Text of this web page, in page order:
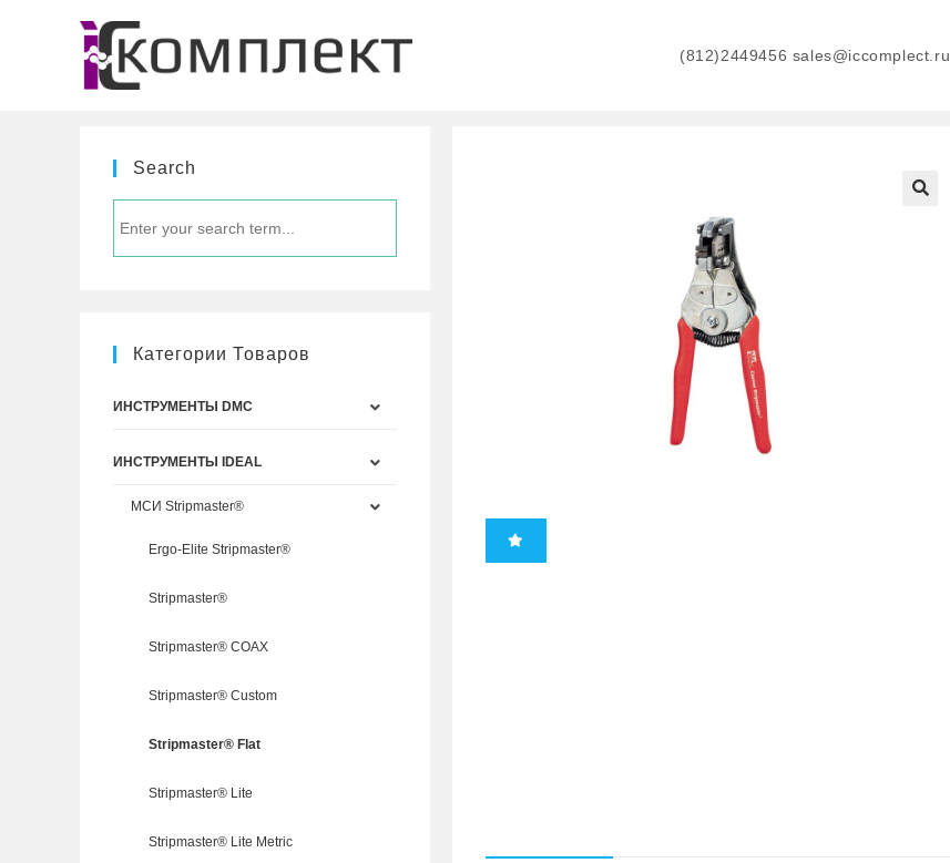
содержимому
(812)2449456 sales@iccomplect.ru
Search
Категории Товаров
ИНСТРУМЕНТЫ DMC
ИНСТРУМЕНТЫ IDEAL
МСИ Stripmaster®
Ergo-Elite Stripmaster®
Stripmaster®
Stripmaster® COAX
Stripmaster® Custom
Stripmaster® Flat
Stripmaster® Lite
Stripmaster® Lite Metric